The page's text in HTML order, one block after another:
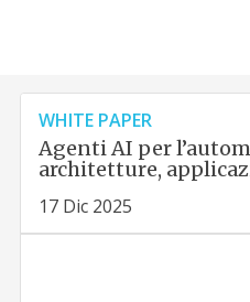
WHITE PAPER
Agenti AI per
architetture,
17 Dic 2025